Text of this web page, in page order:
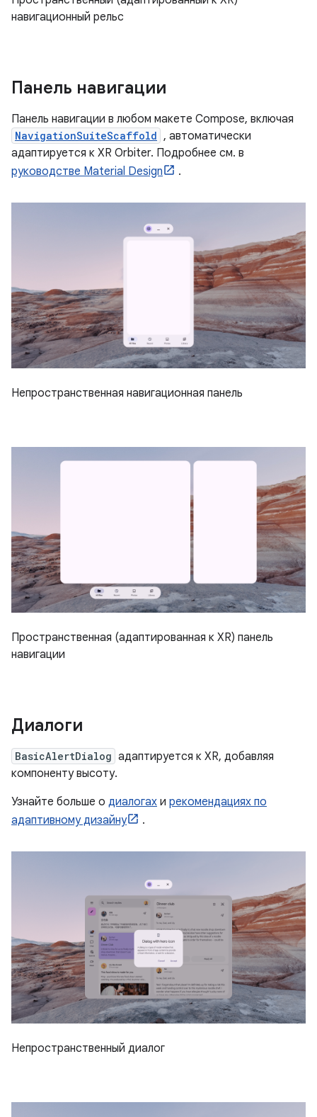
навигационный рельс
Панель навигации
Панель навигации в любом макете Compose, включая
NavigationSuiteScaffold , автоматически
адаптируется к XR Orbiter. Подробнее см. в
руководстве Material Design
.
Непространственная навигационная панель
Пространственная (адаптированная к XR) панель
навигации
Диалоги
BasicAlertDialog адаптируется к XR, добавляя
компоненту высоту.
Узнайте больше о диалогах и рекомендациях по
адаптивному дизайну
.
Непространственный диалог